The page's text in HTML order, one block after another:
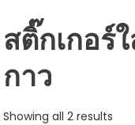
สติ๊กเกอ
กาว
Showing all 2 results